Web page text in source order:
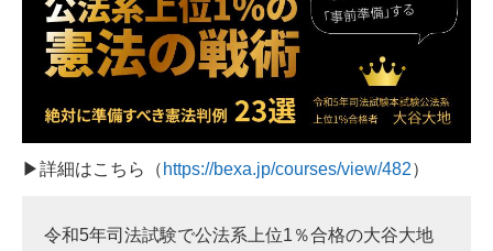
▶詳細はこちら（ https://bexa.jp/courses/view/482）
令和5年司法試験で公法系上位1％合格の大谷大地